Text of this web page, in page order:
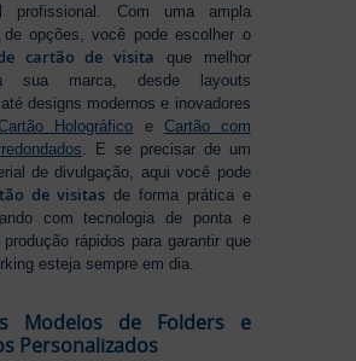
profissional. Com uma ampla
de opções, você pode escolher o
cartão de visita que melhor
sua marca, desde layouts
designs modernos e inovadores
Holográfico e Cartão com
. E se precisar de um
de divulgação, aqui você pode
de visitas de forma prática e
com tecnologia de ponta e
rápidos para garantir que
esteja sempre em dia.
Modelos de Folders e
Personalizados